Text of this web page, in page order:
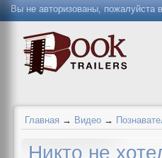
Вы не авторизованы, пожалуйста
Главная → Видео →
Никто не